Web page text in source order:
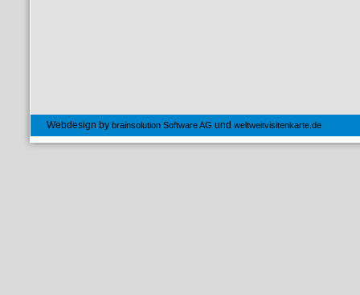
Webdesign by brainsolution Software AG und weltweitvisitenkarte.de